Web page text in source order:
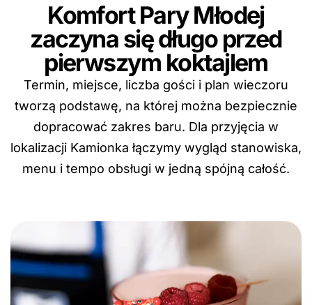
Komfort Pary Młodej
zaczyna się długo przed
pierwszym koktajlem
Termin, miejsce, liczba gości i plan wieczoru
tworzą podstawę, na której można bezpiecznie
dopracować zakres baru. Dla przyjęcia w
lokalizacji Kamionka łączymy wygląd stanowiska,
menu i tempo obsługi w jedną spójną całość.